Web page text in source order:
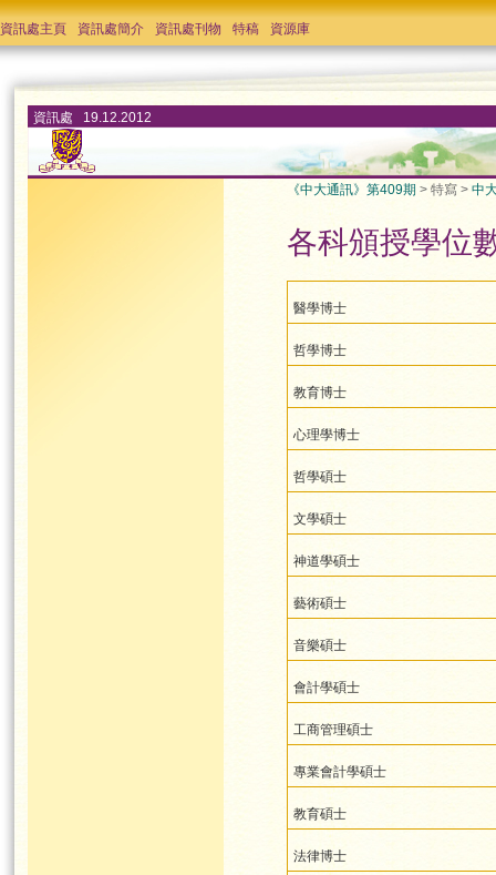
資訊處主頁 資訊處簡介 資訊處刊物 特稿 資源庫
資訊處 19.12.2012
《中大通訊》第409期 > 特寫 > 中
各科頒授學位
醫學博士
哲學博士
教育博士
心理學博士
哲學碩士
文學碩士
神道學碩士
藝術碩士
音樂碩士
會計學碩士
工商管理碩士
專業會計學碩士
教育碩士
法律博士